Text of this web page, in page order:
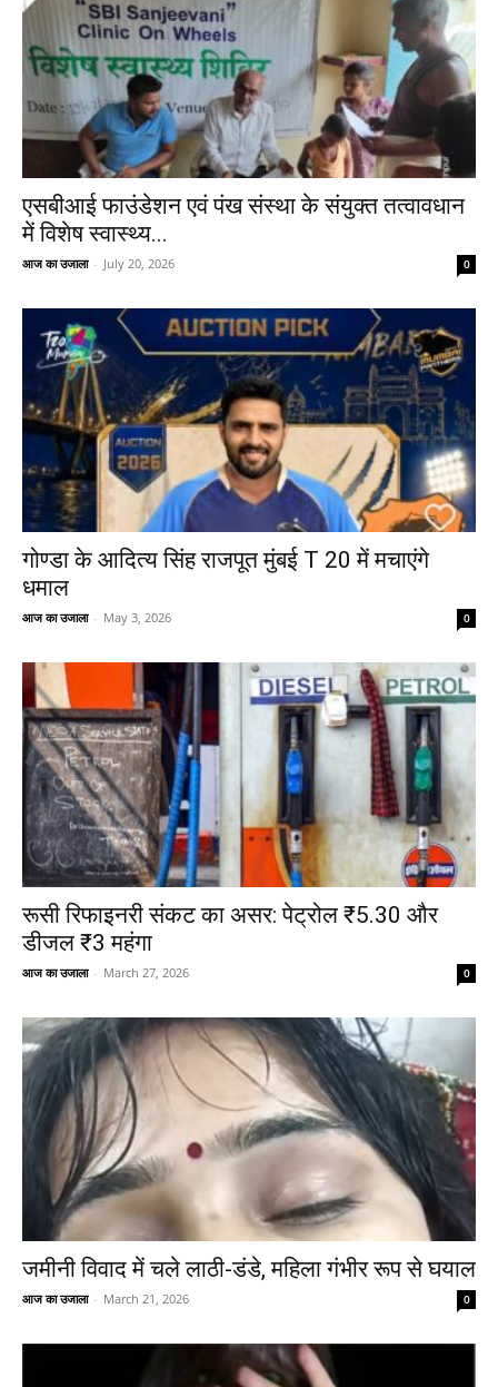
एसबीआई फाउंडेशन एवं पंख संस्था के संयुक्त तत्वावधान
में विशेष स्वास्थ्य...
आज का उजाला - July 20, 2026 0
गोण्डा के आदित्य सिंह राजपूत मुंबई T 20 में मचाएंगे
धमाल
आज का उजाला - May 3, 2026 0
रूसी रिफाइनरी संकट का असर: पेट्रोल ₹5.30 और
डीजल ₹3 महंगा
आज का उजाला - March 27, 2026 0
जमीनी विवाद में चले लाठी-डंडे, महिला गंभीर रूप से घयाल
आज का उजाला - March 21, 2026 0